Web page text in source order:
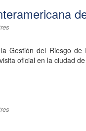
Gestión del Riesgo de
oficial en la ciudad